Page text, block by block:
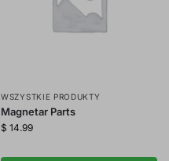
WSZYSTKIE PRODUKTY
Magnetar Parts
$ 14.99